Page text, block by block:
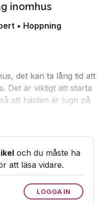
inomhus
• Hoppning
det kan ta lång tid att
Det är viktigt att starta
att hästen är lugn på
och du måste ha
att läsa vidare.
LOGGA IN